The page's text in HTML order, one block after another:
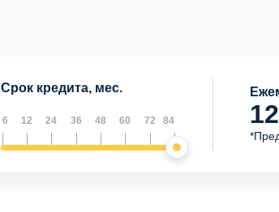
Срок кредита, мес.
6 12 24 36 48 60 72 84